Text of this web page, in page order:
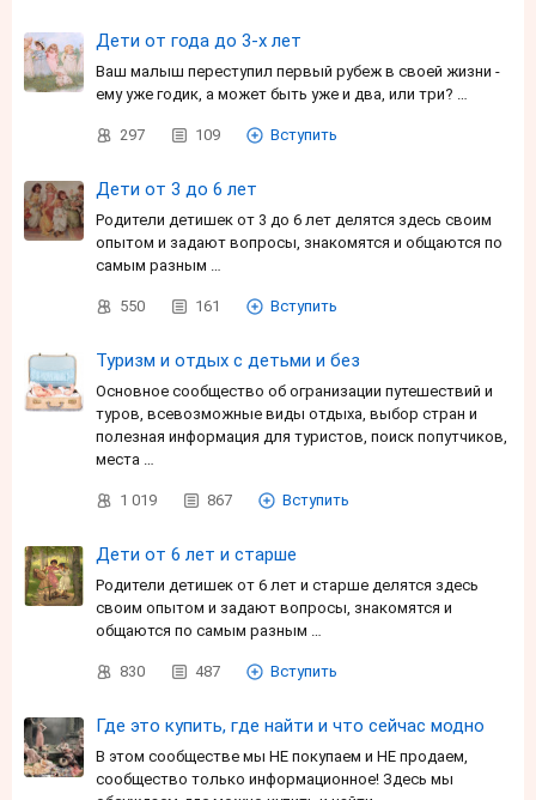
Дети от года до 3-х лет
Ваш малыш переступил первый рубеж в своей жизни -
ему уже годик, а может быть уже и два, или три? …
297 109 Вступить
Дети от 3 до 6 лет
Родители детишек от 3 до 6 лет делятся здесь своим
опытом и задают вопросы, знакомятся и общаются по
самым разным …
550 161 Вступить
Туризм и отдых с детьми и без
Основное сообщество об огранизации путешествий и
туров, всевозможные виды отдыха, выбор стран и
полезная информация для туристов, поиск попутчиков,
места …
1 019 867 Вступить
Дети от 6 лет и старше
Родители детишек от 6 лет и старше делятся здесь
своим опытом и задают вопросы, знакомятся и
общаются по самым разным …
830 487 Вступить
Где это купить, где найти и что сейчас модно
В этом сообществе мы НЕ покупаем и НЕ продаем,
сообщество только информационное! Здесь мы